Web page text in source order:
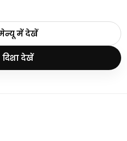
में देखें
दिशा देखें